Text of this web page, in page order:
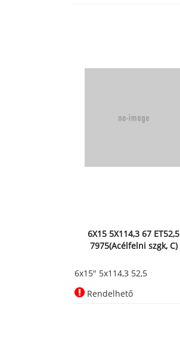
6X15 5X114,3 67 ET52,5
7975(Acélfelni szgk, C)
6x15" 5x114,3 52,5
Rendelhető